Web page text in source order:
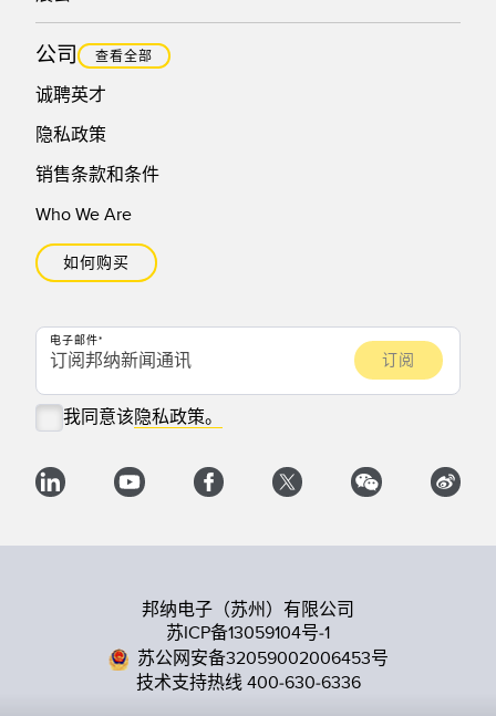
公司 查看全部
诚聘英才
隐私政策
销售条款和条件
Who We Are
如何购买
电子邮件
我同意该隐私政策。
邦纳电子（苏州）有限公司
苏ICP备13059104号-1
苏公网安备32059002006453号
技术支持热线 400-630-6336